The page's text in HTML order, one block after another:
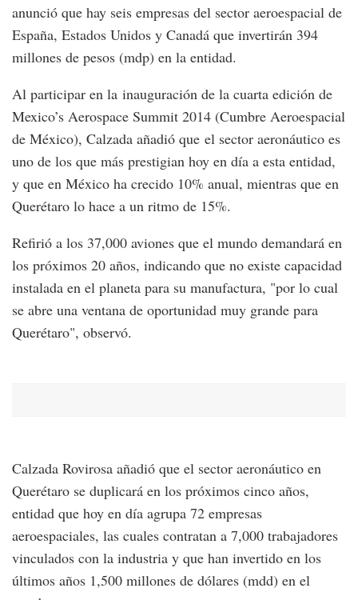
anunció que hay seis empresas del sector aeroespacial de
España, Estados Unidos y Canadá que invertirán 394
millones de pesos (mdp) en la entidad.
Al participar en la inauguración de la cuarta edición de
Mexico’s Aerospace Summit 2014 (Cumbre Aeroespacial
de México), Calzada añadió que el sector aeronáutico es
uno de los que más prestigian hoy en día a esta entidad,
y que en México ha crecido 10% anual, mientras que en
Querétaro lo hace a un ritmo de 15%.
Refirió a los 37,000 aviones que el mundo demandará en
los próximos 20 años, indicando que no existe capacidad
instalada en el planeta para su manufactura, "por lo cual
se abre una ventana de oportunidad muy grande para
Querétaro", observó.
Calzada Rovirosa añadió que el sector aeronáutico en
Querétaro se duplicará en los próximos cinco años,
entidad que hoy en día agrupa 72 empresas
aeroespaciales, las cuales contratan a 7,000 trabajadores
vinculados con la industria y que han invertido en los
últimos años 1,500 millones de dólares (mdd) en el